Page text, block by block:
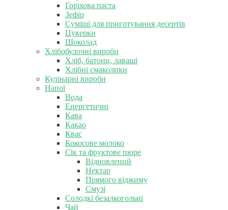
Горіхова паста
Зефір
Суміші для приготування десертів
Цукерки
Шоколад
Хлібобулочні вироби
Хліб, батони, лаваші
Хлібні смаколики
Кулінарні вироби
Напої
Вода
Енергетичні
Кава
Какао
Квас
Кокосове молоко
Сік та фруктове пюре
Відновлений
Нектар
Прямого віджиму
Смузі
Солодкі безалкогольні
Чай